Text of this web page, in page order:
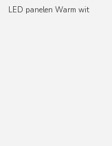
LED panelen Warm wit